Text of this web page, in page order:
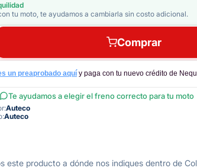
tu moto, te ayudamos a cambiarla sin costo adicional.
Comprar
un preaprobado aquí y paga con tu nuevo crédito de
Te ayudamos a elegir el freno correcto para tu moto
Auteco
Auteco
este producto a dónde nos indiques dentro de